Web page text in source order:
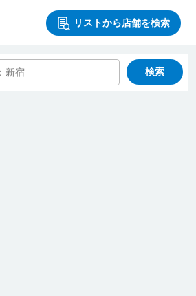
リストから店舗を検索
検索